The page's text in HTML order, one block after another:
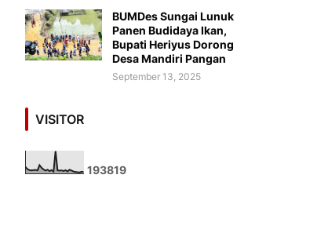
BUMDes Sungai Lunuk
Panen Budidaya Ikan,
Bupati Heriyus Dorong
Desa Mandiri Pangan
September 13, 2025
VISITOR
193819